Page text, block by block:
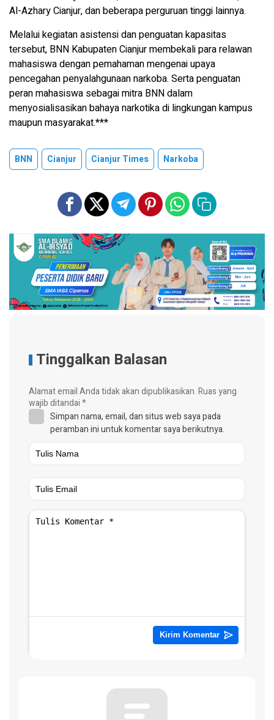
Al-Azhary Cianjur, dan beberapa perguruan tinggi lainnya.
Melalui kegiatan asistensi dan penguatan kapasitas
tersebut, BNN Kabupaten Cianjur membekali para relawan
mahasiswa dengan pemahaman mengenai upaya
pencegahan penyalahgunaan narkoba. Serta penguatan
peran mahasiswa sebagai mitra BNN dalam
menyosialisasikan bahaya narkotika di lingkungan kampus
maupun masyarakat.***
BNN Cianjur Cianjur Times Narkoba
Tinggalkan Balasan
Alamat email Anda tidak akan dipublikasikan.Ruas yang
wajib ditandai*
Simpan nama, email, dan situs web saya pada
peramban ini untuk komentar saya berikutnya.